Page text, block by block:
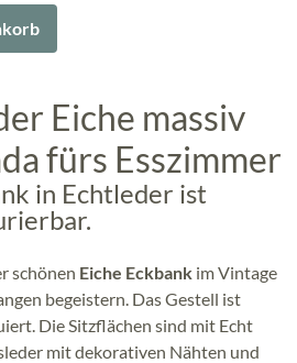
Eiche massiv
fürs Esszimmer
in Echtleder ist
schönen Eiche Eckbank im Vintage
begeistern. Das Gestell ist
Die Sitzflächen sind mit Echt
mit dekorativen Nähten und